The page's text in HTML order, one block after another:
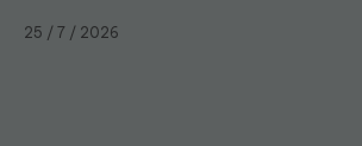
25 / 7 / 2026